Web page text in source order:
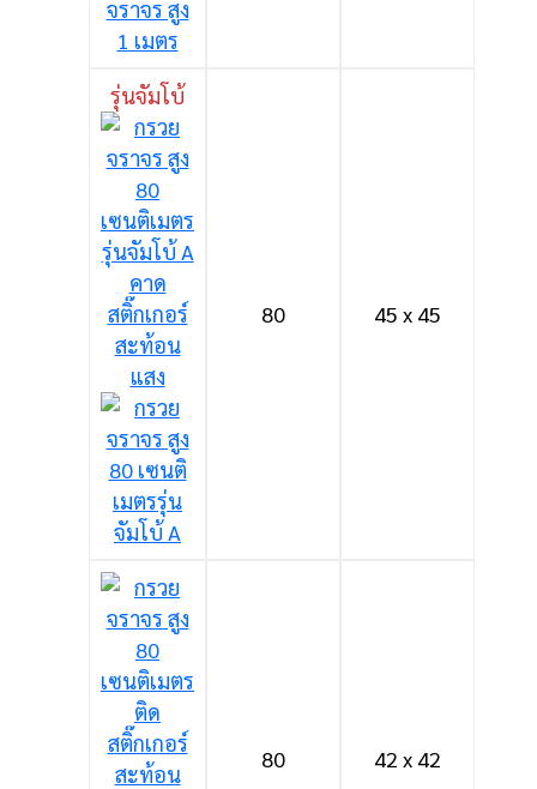
รุ่นจัมโบ้
80 45 x 45
80 42 x 42